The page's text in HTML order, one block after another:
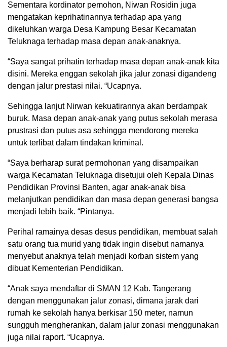
Sementara kordinator pemohon, Niwan Rosidin juga
mengatakan keprihatinannya terhadap apa yang
dikeluhkan warga Desa Kampung Besar Kecamatan
Teluknaga terhadap masa depan anak-anaknya.
“Saya sangat prihatin terhadap masa depan anak-anak kita
disini. Mereka enggan sekolah jika jalur zonasi digandeng
dengan jalur prestasi nilai. “Ucapnya.
Sehingga lanjut Nirwan kekuatirannya akan berdampak
buruk. Masa depan anak-anak yang putus sekolah merasa
prustrasi dan putus asa sehingga mendorong mereka
untuk terlibat dalam tindakan kriminal.
“Saya berharap surat permohonan yang disampaikan
warga Kecamatan Teluknaga disetujui oleh Kepala Dinas
Pendidikan Provinsi Banten, agar anak-anak bisa
melanjutkan pendidikan dan masa depan generasi bangsa
menjadi lebih baik. “Pintanya.
Perihal ramainya desas desus pendidikan, membuat salah
satu orang tua murid yang tidak ingin disebut namanya
menyebut anaknya telah menjadi korban sistem yang
dibuat Kementerian Pendidikan.
“Anak saya mendaftar di SMAN 12 Kab. Tangerang
dengan menggunakan jalur zonasi, dimana jarak dari
rumah ke sekolah hanya berkisar 150 meter, namun
sungguh mengherankan, dalam jalur zonasi menggunakan
juga nilai raport. “Ucapnya.